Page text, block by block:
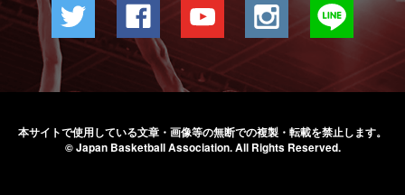
本サイトで使用している文章・画像等の無断での複製・転載を禁止します。
© Japan Basketball Association.All Rights Reserved.